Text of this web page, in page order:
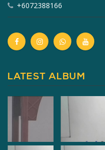
+6072388166
LATEST ALBUM